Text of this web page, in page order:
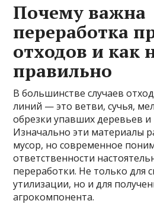
Почему важна
переработка
отходов и как
правильно
В большинстве случаев
линий — это ветви, сучья,
обрезки упавших деревьев и
Изначально эти материалы
мусор, но современное
ответственности
переработки. Не только для
утилизации, но и для
агрокомпонента.